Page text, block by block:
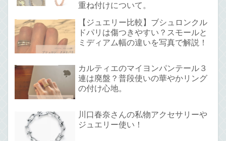
重ね付けについて。
【ジュエリー比較】ブシュロンクル
ドパリは傷つきやすい？スモールと
ミディアム幅の違いを写真で解説！
カルティエのマイヨンパンテール３
連は廃盤？普段使いの華やかリング
の付け心地。
川口春奈さんの私物アクセサリーや
ジュエリー使い！